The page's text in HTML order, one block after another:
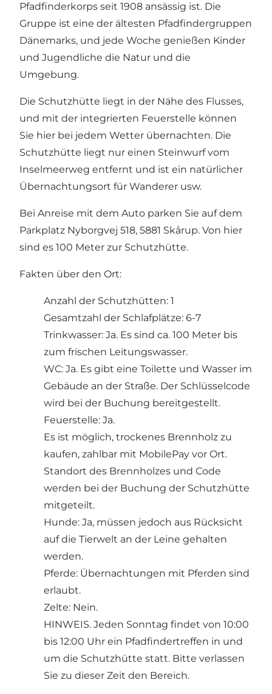
Pfadfinderkorps seit 1908 ansässig ist. Die
Gruppe ist eine der ältesten Pfadfindergruppen
Dänemarks, und jede Woche genießen Kinder
und Jugendliche die Natur und die
Umgebung.
Die Schutzhütte liegt in der Nähe des Flusses,
und mit der integrierten Feuerstelle können
Sie hier bei jedem Wetter übernachten. Die
Schutzhütte liegt nur einen Steinwurf vom
Inselmeerweg entfernt und ist ein natürlicher
Übernachtungsort für Wanderer usw.
Bei Anreise mit dem Auto parken Sie auf dem
Parkplatz Nyborgvej 518, 5881 Skårup. Von hier
sind es 100 Meter zur Schutzhütte.
Fakten über den Ort:
Anzahl der Schutzhütten: 1
Gesamtzahl der Schlafplätze: 6-7
Trinkwasser: Ja. Es sind ca. 100 Meter bis
zum frischen Leitungswasser.
WC: Ja. Es gibt eine Toilette und Wasser im
Gebäude an der Straße. Der Schlüsselcode
wird bei der Buchung bereitgestellt.
Feuerstelle: Ja.
Es ist möglich, trockenes Brennholz zu
kaufen, zahlbar mit MobilePay vor Ort.
Standort des Brennholzes und Code
werden bei der Buchung der Schutzhütte
mitgeteilt.
Hunde: Ja, müssen jedoch aus Rücksicht
auf die Tierwelt an der Leine gehalten
werden.
Pferde: Übernachtungen mit Pferden sind
erlaubt.
Zelte: Nein.
HINWEIS. Jeden Sonntag findet von 10:00
bis 12:00 Uhr ein Pfadfindertreffen in und
um die Schutzhütte statt. Bitte verlassen
Sie zu dieser Zeit den Bereich.